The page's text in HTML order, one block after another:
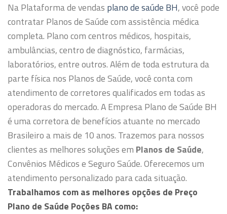
Na Plataforma de vendas plano de saúde BH, você pode
contratar Planos de Saúde com assistência médica
completa. Plano com centros médicos, hospitais,
ambulâncias, centro de diagnóstico, farmácias,
laboratórios, entre outros.Além de toda estrutura da
parte física nos Planos de Saúde, você conta com
atendimento de corretores qualificados em todas as
operadoras do mercado.A Empresa Plano de Saúde BH
é uma corretora de benefícios atuante no mercado
Brasileiro a mais de 10 anos. Trazemos para nossos
clientes as melhores soluções em Planos de Saúde,
Convênios Médicos e Seguro Saúde. Oferecemos um
atendimento personalizado para cada situação.
Trabalhamos com as melhores opções de Preço
Plano de Saúde Poções BA como: